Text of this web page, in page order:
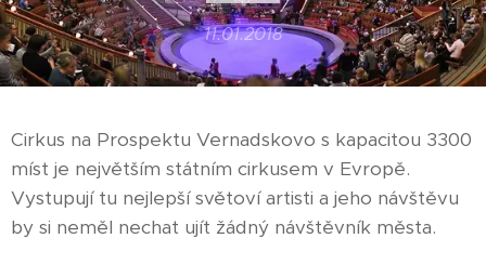
11.01.2018
Cirkus na Prospektu Vernadskovo s kapacitou 3300
míst je největším státním cirkusem v Evropě.
Vystupují tu nejlepší světoví artisti a jeho návštěvu
by si neměl nechat ujít žádný návštěvník města.